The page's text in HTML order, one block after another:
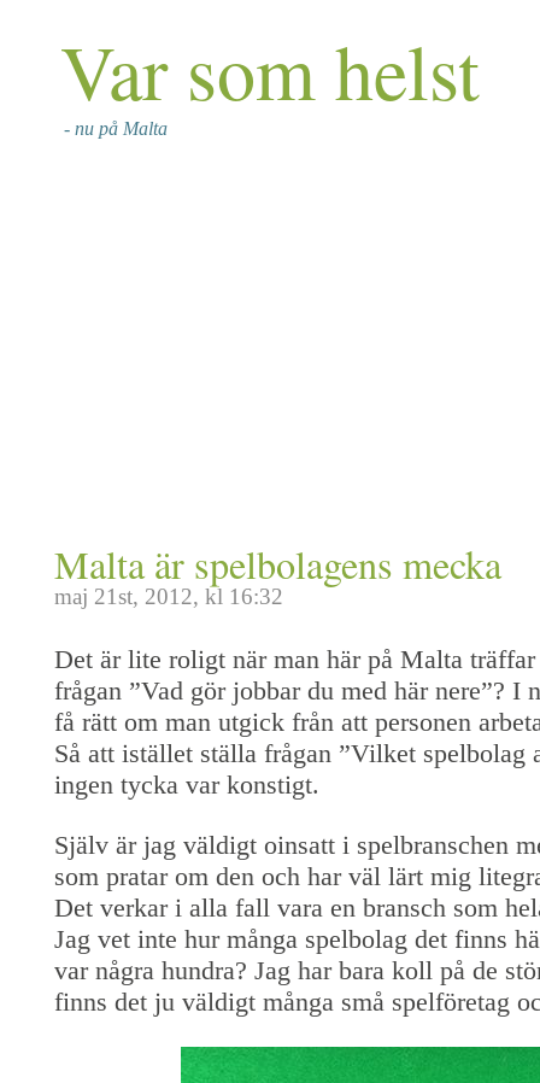
Var som helst
- nu på Malta
Malta är spelbolagens mecka
maj 21st, 2012, kl 16:32
Det är lite roligt när man här på Malta
frågan ”Vad gör jobbar du med här nere”?
få rätt om man utgick från att personen
Så att istället ställa frågan ”Vilket spelbolag
ingen tycka var konstigt.
Själv är jag väldigt oinsatt i spelbranschen
som pratar om den och har väl lärt mig
Det verkar i alla fall vara en bransch som
Jag vet inte hur många spelbolag det finns
var några hundra? Jag har bara koll på de
finns det ju väldigt många små spelföretag